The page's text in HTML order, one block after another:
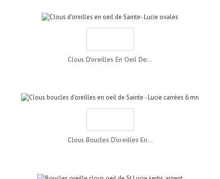
Clous D'oreilles En Oeil De...
Clous Boucles D'oreilles En...